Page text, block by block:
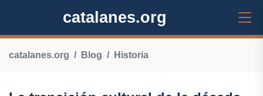
catalanes.org
catalanes.org Blog Historia